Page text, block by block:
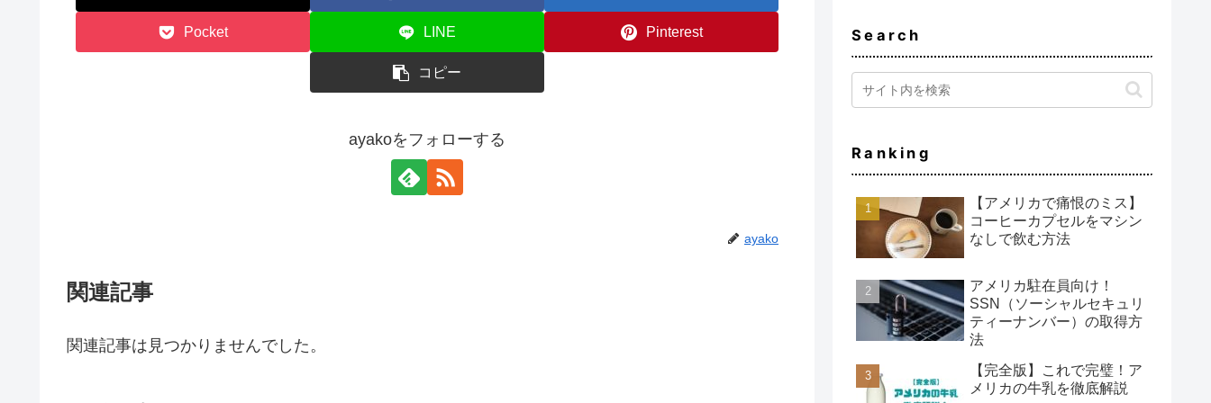
Pocket LINE Pinterest
コピー
ayakoをフォローする
ayako
関連記事
関連記事は見つかりませんでした。
Search
Ranking
【アメリカで痛恨のミス】
コーヒーカプセルをマシン
なしで飲む方法
アメリカ駐在員向け！
SSN（ソーシャルセキュリ
ティーナンバー）の取得方
法
【完全版】これで完璧！ア
メリカの牛乳を徹底解説